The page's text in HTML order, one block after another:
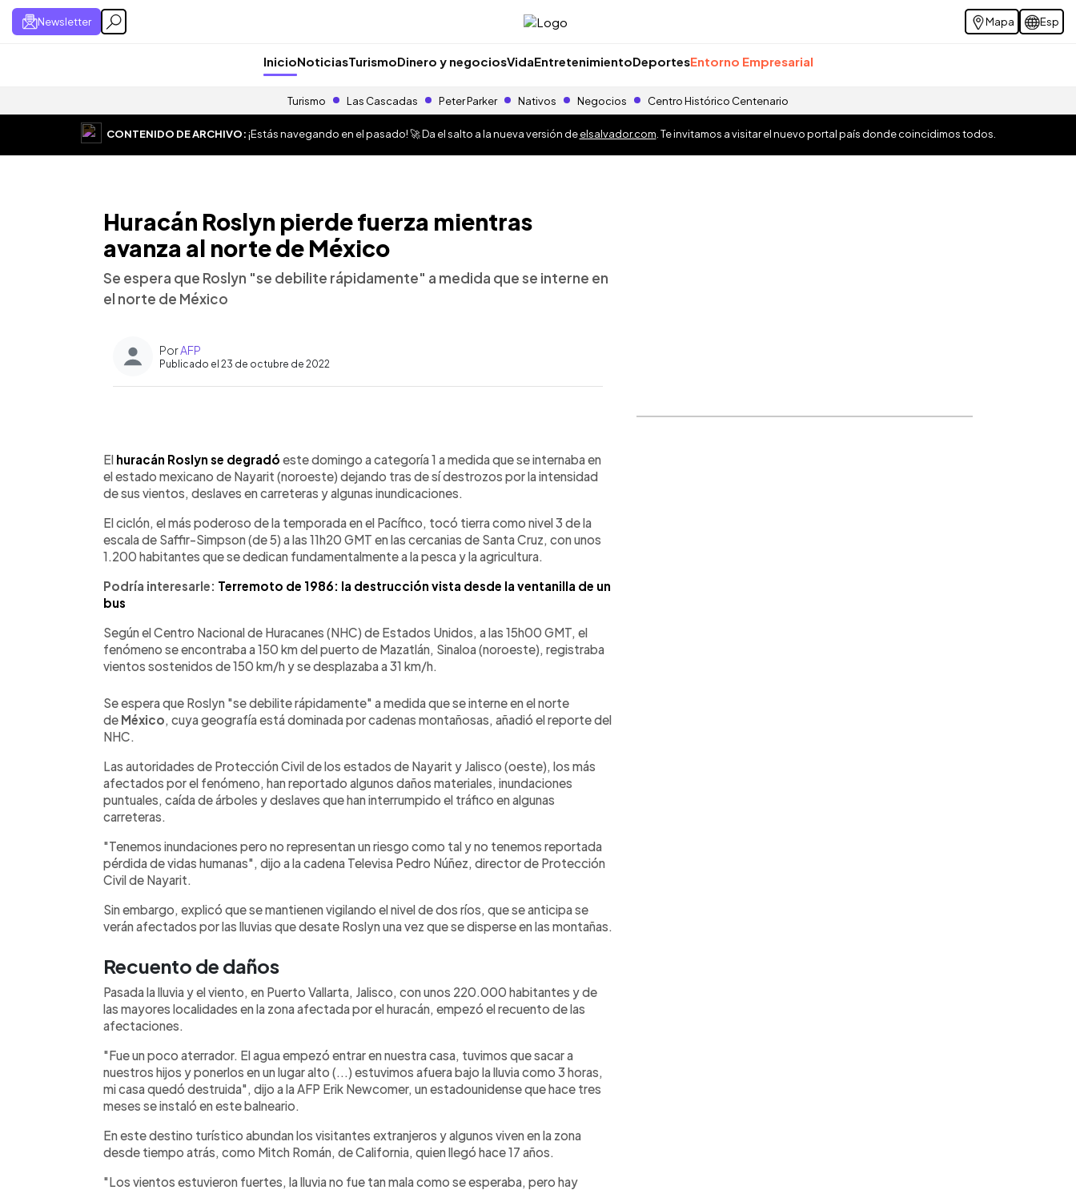
Newsletter Mapa Esp
InicioNoticiasTurismoDinero y negociosVidaEntretenimientoDeportesEntorno Empresarial
Turismo Las Cascadas Peter Parker Nativos Negocios Centro Histórico Centenario
CONTENIDO DE ARCHIVO:¡Estás navegando en el pasado! 🚀 Da el salto a la nueva versión deelsalvador.com . Te invitamos a visitar el nuevo portal país donde coincidimos todos.
Huracán Roslyn pierde fuerza mientras
avanza al norte de México
Se espera que Roslyn "se debilite rápidamente" a medida que se interne en
el norte de México
PorAFP
Publicado el 23 de octubre de 2022
► Escuchar artículo
El huracán Roslyn se degradó este domingo a categoría 1 a medida que se internaba en
el estado mexicano de Nayarit (noroeste) dejando tras de sí destrozos por la intensidad
de sus vientos, deslaves en carreteras y algunas inundicaciones.
El ciclón, el más poderoso de la temporada en el Pacífico, tocó tierra como nivel 3 de la
escala de Saffir-Simpson (de 5) a las 11h20 GMT en las cercanias de Santa Cruz, con unos
1.200 habitantes que se dedican fundamentalmente a la pesca y la agricultura.
Podría interesarle: Terremoto de 1986: la destrucción vista desde la ventanilla de un
bus
Según el Centro Nacional de Huracanes (NHC) de Estados Unidos, a las 15h00 GMT, el
fenómeno se encontraba a 150 km del puerto de Mazatlán, Sinaloa (noroeste), registraba
vientos sostenidos de 150 km/h y se desplazaba a 31 km/h.
Se espera que Roslyn "se debilite rápidamente" a medida que se interne en el norte
de México, cuya geografía está dominada por cadenas montañosas, añadió el reporte del
NHC.
Las autoridades de Protección Civil de los estados de Nayarit y Jalisco (oeste), los más
afectados por el fenómeno, han reportado algunos daños materiales, inundaciones
puntuales, caída de árboles y deslaves que han interrumpido el tráfico en algunas
carreteras.
"Tenemos inundaciones pero no representan un riesgo como tal y no tenemos reportada
pérdida de vidas humanas", dijo a la cadena Televisa Pedro Núñez, director de Protección
Civil de Nayarit.
Sin embargo, explicó que se mantienen vigilando el nivel de dos ríos, que se anticipa se
verán afectados por las lluvias que desate Roslyn una vez que se disperse en las montañas.
Recuento de daños
Pasada la lluvia y el viento, en Puerto Vallarta, Jalisco, con unos 220.000 habitantes y de
las mayores localidades en la zona afectada por el huracán, empezó el recuento de las
afectaciones.
"Fue un poco aterrador. El agua empezó entrar en nuestra casa, tuvimos que sacar a
nuestros hijos y ponerlos en un lugar alto (...) estuvimos afuera bajo la lluvia como 3 horas,
mi casa quedó destruida", dijo a la AFP Erik Newcomer, un estadounidense que hace tres
meses se instaló en este balneario.
En este destino turístico abundan los visitantes extranjeros y algunos viven en la zona
desde tiempo atrás, como Mitch Román, de California, quien llegó hace 17 años.
"Los vientos estuvieron fuertes, la lluvia no fue tan mala como se esperaba, pero hay